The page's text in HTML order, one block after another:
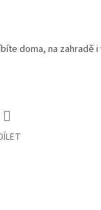
doma, na zahradě i